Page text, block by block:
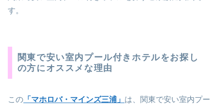
す。
関東で安い室内プール付きホテルをお探し
の方にオススメな理由
この 「マホロバ・マインズ三浦」 は、関東で安い室内プー